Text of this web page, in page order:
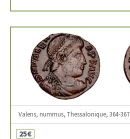
Valens, nummus, Thessalonique, 364-367
25€